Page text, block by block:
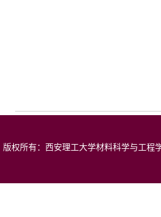
版权所有：西安理工大学材料科学与工